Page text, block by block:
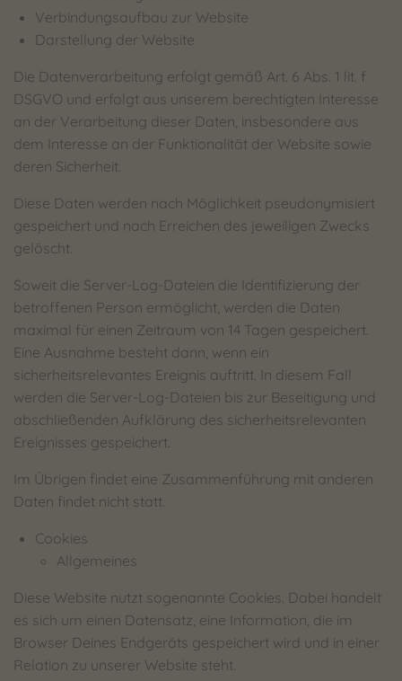
Verbindungsaufbau zur Website
Darstellung der Website
Die Datenverarbeitung erfolgt gemäß Art. 6 Abs. 1 lit. f
DSGVO und erfolgt aus unserem berechtigten Interesse
an der Verarbeitung dieser Daten, insbesondere aus
dem Interesse an der Funktionalität der Website sowie
deren Sicherheit.
Diese Daten werden nach Möglichkeit pseudonymisiert
gespeichert und nach Erreichen des jeweiligen Zwecks
gelöscht.
Soweit die Server-Log-Dateien die Identifizierung der
betroffenen Person ermöglicht, werden die Daten
maximal für einen Zeitraum von 14 Tagen gespeichert.
Eine Ausnahme besteht dann, wenn ein
sicherheitsrelevantes Ereignis auftritt. In diesem Fall
werden die Server-Log-Dateien bis zur Beseitigung und
abschließenden Aufklärung des sicherheitsrelevanten
Ereignisses gespeichert.
Im Übrigen findet eine Zusammenführung mit anderen
Daten findet nicht statt.
Cookies
Allgemeines
Diese Website nutzt sogenannte Cookies. Dabei handelt
es sich um einen Datensatz, eine Information, die im
Browser Deines Endgeräts gespeichert wird und in einer
Relation zu unserer Website steht.